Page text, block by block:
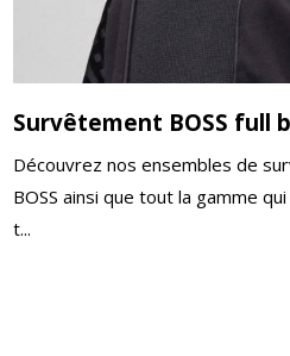
Survêtement BOSS full
Découvrez nos ensembles de
BOSS ainsi que tout la gamme
t...